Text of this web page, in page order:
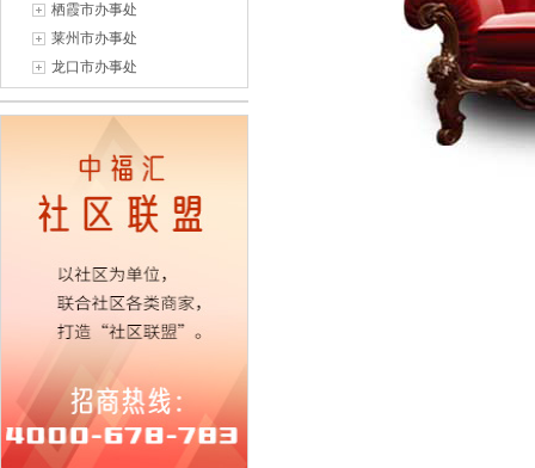
栖霞市办事处
莱州市办事处
龙口市办事处